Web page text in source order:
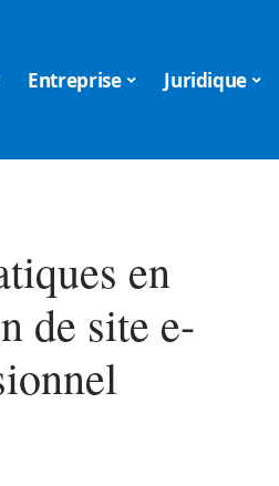
Entreprise Juridique
en
de site e-